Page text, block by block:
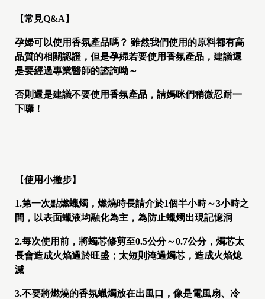
【常見Q&A】
孕婦可以使用香氛產品嗎？ 雖然我們使用的原料都有高
品質的相關認證，但是孕婦若要使用香氛產品，建議還
是要經過專業醫師的諮詢呦～
否則還是建議不要使用香氛產品，請媽咪們稍微忍耐一
下囉！
【使用小撇步】
1.第一次點燃蠟燭，燃燒時長請介於1個半小時～3小時之
間，以表面蠟液均融化為主，為防止蠟燭出現記憶洞
2.每次使用前，將蠋芯修剪至0.5公分～0.7公分，燭芯太
長會造成火焰過於旺盛；太短則淹過燭芯，造成火焰熄
滅
3.不要將燃燒的香氛蠟燭放在出風口，像是電風扇、冷